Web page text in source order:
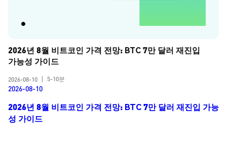
2026년 8월 비트코인 가격 전망: BTC 7만 달러 재진입
가능성 가이드
2026-08-10 5-10분
2026-08-10
2026년 8월 비트코인 가격 전망: BTC 7만 달러 재진입 가능
성 가이드